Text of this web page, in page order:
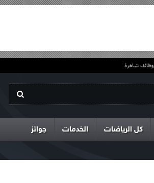
وظائف شاغرة
كل الرياضات الخدمات جوائز